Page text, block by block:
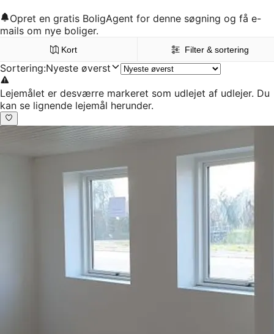
Opret en gratis BoligAgent for denne søgning og få e-
mails om nye boliger.
Kort Filter & sortering
Sortering:Nyeste øverst
Lejemålet er desværre markeret som udlejet af udlejer. Du
kan se lignende lejemål herunder.